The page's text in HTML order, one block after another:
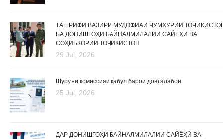
ТАШРИФИ ВАЗИРИ МУДОФИАИ ҶУМҲУРИИ
БА ДОНИШГОҲИ БАЙНАЛМИЛАЛИИ САЙЁҲӢ ВА
СОҲИБКОРИИ ТОҶИКИСТОН
29 Jul, 2026
Шурӯъи комиссияи қабул барои довталабон
25 Jul, 2026
ДАР ДОНИШГОҲИ БАЙНАЛМИЛАЛИИ САЙЁҲӢ ВА